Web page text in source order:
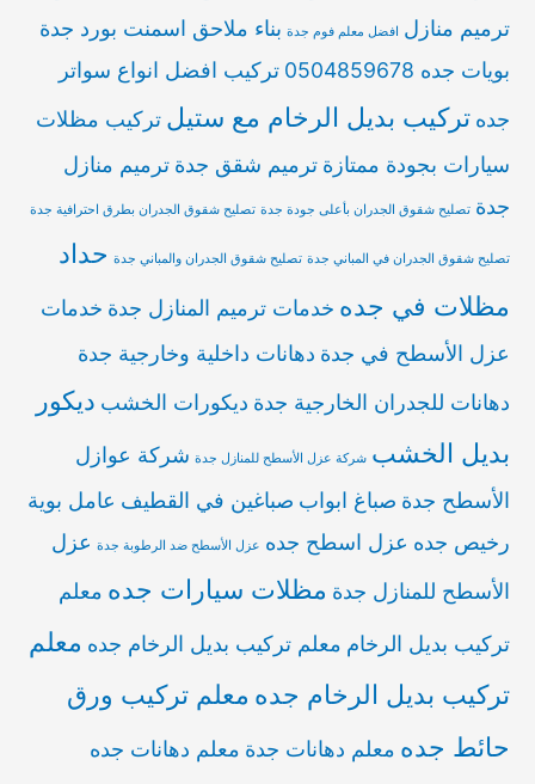
ترميم منازل افضل معلم فوم جدة بناء ملاحق اسمنت بورد جدة
بويات جده 0504859678
تركيب افضل انواع سواتر
جده تركيب بديل الرخام مع ستيل تركيب مظلات
سيارات بجودة ممتازة ترميم شقق جدة ترميم منازل
جدة تصليح شقوق الجدران بأعلى جودة جدة تصليح شقوق الجدران بطرق احترافية جدة
تصليح شقوق الجدران في المباني جدة تصليح شقوق الجدران والمباني جدة حداد
مظلات في جده خدمات ترميم المنازل جدة خدمات
عزل الأسطح في جدة دهانات داخلية وخارجية جدة
دهانات للجدران الخارجية جدة ديكورات الخشب ديكور
بديل الخشب شركة عزل الأسطح للمنازل جدة شركة عوازل
الأسطح جدة صباغ ابواب صباغين في القطيف عامل بوية
رخيص جده عزل اسطح جده عزل الأسطح ضد الرطوبة جدة عزل
الأسطح للمنازل جدة مظلات سيارات جده معلم
تركيب بديل الرخام معلم تركيب بديل الرخام جده معلم
تركيب بديل الرخام جده معلم تركيب ورق
حائط جده معلم دهانات جدة معلم دهانات جده